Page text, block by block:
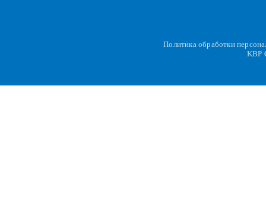
Политика обработки
KBP